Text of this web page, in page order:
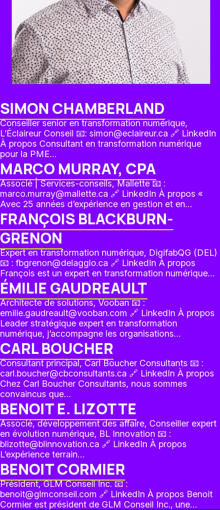
SIMON CHAMBERLAND
Conseiller senior en transformation numérique,
L’Éclaireur Conseil 📧: simon@eclaireur.ca 🔗 LinkedIn
À propos Consultant en transformation numérique
pour la PME…
MARCO MURRAY, CPA
Associé | Services-conseils, Mallette 📧 :
marco.murray@mallette.ca 🔗 LinkedIn À propos «
Avec 25 années d’expérience en gestion et en…
FRANÇOIS BLACKBURN-
GRENON
Expert en transformation numérique, DigifabQG (DEL)
📧 : fbgrenon@delagglo.ca 🔗 LinkedIn À propos
François est un expert en transformation numérique…
ÉMILIE GAUDREAULT
Architecte de solutions, Vooban 📧 :
emilie.gaudreault@vooban.com 🔗 LinkedIn À propos
Leader stratégique expert en transformation
numérique, j’accompagne les organisations…
CARL BOUCHER
Consultant principal, Carl Boucher Consultants 📧 :
carl.boucher@cbconsultants.ca 🔗 LinkedIn À propos
Chez Carl Boucher Consultants, nous sommes
convaincus que…
BENOIT E. LIZOTTE
Associé, développement des affaire, Conseiller expert
en évolution numérique, BL Innovation 📧 :
blizotte@blinnovation.ca 🔗 LinkedIn À propos
L’expérience terrain…
BENOIT CORMIER
Président, GLM Conseil Inc. 📧 :
benoit@glmconseil.com 🔗 LinkedIn À propos Benoit
Cormier est président de GLM Conseil Inc., une…